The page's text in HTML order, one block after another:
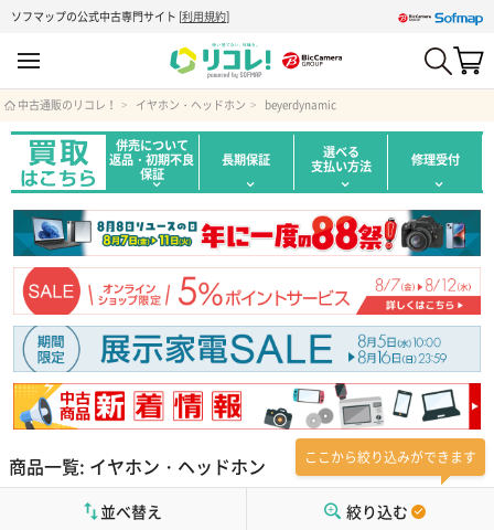
ソフマップの公式中古専門サイト [利用規約]
中古通販のリコレ！ イヤホン・ヘッドホン beyerdynamic
併売について
返品・初期不良
保証
長期保証 選べる
支払い方法 修理受付
商品一覧: イヤホン・ヘッドホン ここから絞り込みができます
絞り込む
並べ替え